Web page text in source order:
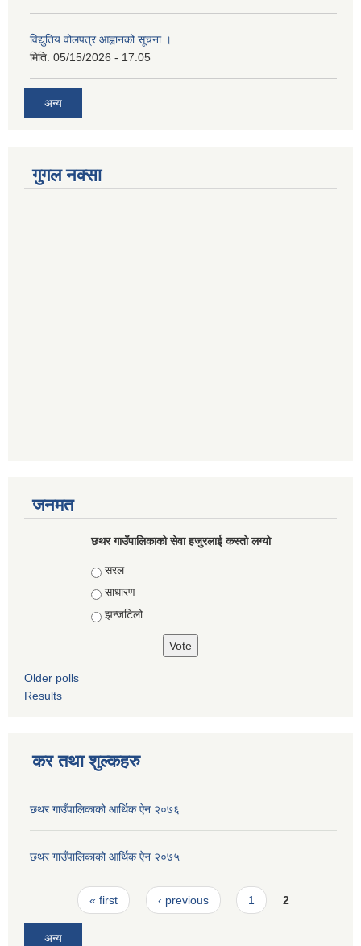
विद्युतिय वोलपत्र आह्वानको सूचना ।
मिति: 05/15/2026 - 17:05
अन्य
गुगल नक्सा
जनमत
छथर गाउँपालिकाको सेवा हजुरलाई कस्तो लग्यो
Choices
सरल
साधारण
झन्जटिलो
Older polls
Results
कर तथा शुल्कहरु
छथर गाउँपालिकाको आर्थिक ऐन २०७६
छथर गाउँपालिकाको आर्थिक ऐन २०७५
Pages« first ‹ previous 1 2
अन्य